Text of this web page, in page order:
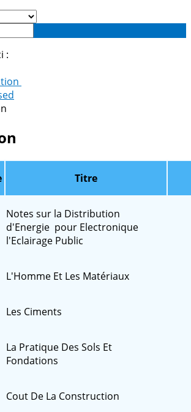
:
Titre
Notes sur la Distribution
d'Energie pour Electronique
l'Eclairage Public
L'Homme Et Les Matériaux
Les Ciments
La Pratique Des Sols Et
Fondations
Cout De La Construction